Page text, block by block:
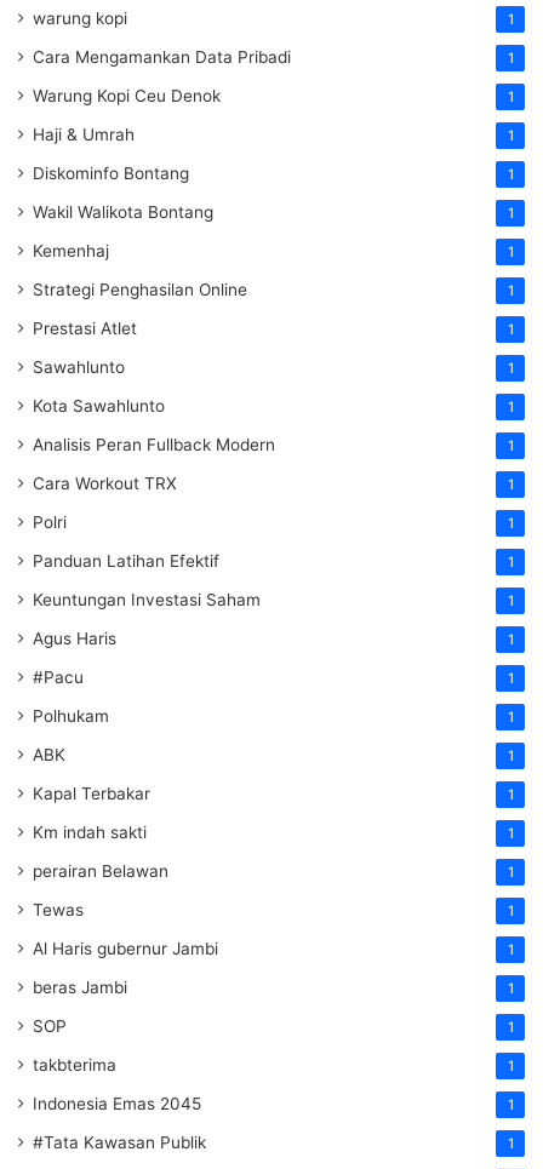
warung kopi 1
Cara Mengamankan Data Pribadi 1
Warung Kopi Ceu Denok 1
Haji & Umrah 1
Diskominfo Bontang 1
Wakil Walikota Bontang 1
Kemenhaj 1
Strategi Penghasilan Online 1
Prestasi Atlet 1
Sawahlunto 1
Kota Sawahlunto 1
Analisis Peran Fullback Modern 1
Cara Workout TRX 1
Polri 1
Panduan Latihan Efektif 1
Keuntungan Investasi Saham 1
Agus Haris 1
#Pacu 1
Polhukam 1
ABK 1
Kapal Terbakar 1
Km indah sakti 1
perairan Belawan 1
Tewas 1
Al Haris gubernur Jambi 1
beras Jambi 1
SOP 1
takbterima 1
Indonesia Emas 2045 1
#Tata Kawasan Publik 1